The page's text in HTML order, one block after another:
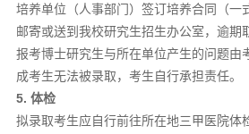
培养单位（人事部门）签订培养合同（一
邮寄或送到我校研究生招生办公室，逾期
报考博士研究生与所在单位产生的问题由
成考生无法被录取，考生自行承担责任。
5. 体检
拟录取考生应自行前往所在地三甲医院体